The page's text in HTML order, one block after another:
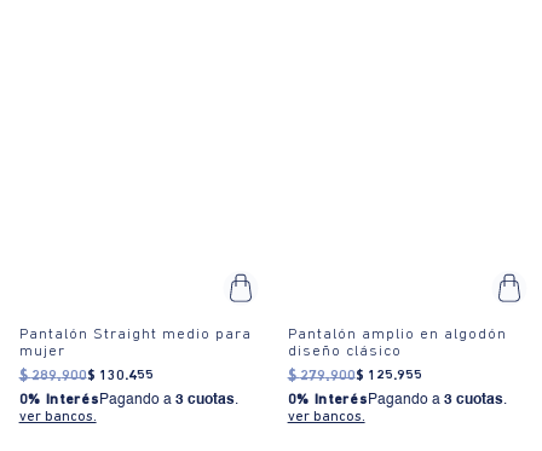
Pantalón Straight medio para
mujer
$ 289.900$ 130.455
0% Interés Pagando a 3 cuotas.
ver bancos.
Pantalón amplio en algodón
diseño clásico
$ 279.900$ 125.955
0% Interés Pagando a 3 cuotas.
ver bancos.